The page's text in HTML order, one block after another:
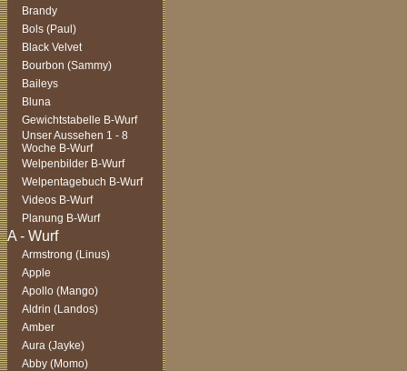
Brandy
Bols (Paul)
Black Velvet
Bourbon (Sammy)
Baileys
Bluna
Gewichtstabelle B-Wurf
Unser Aussehen 1 - 8
Woche B-Wurf
Welpenbilder B-Wurf
Welpentagebuch B-Wurf
Videos B-Wurf
Planung B-Wurf
Armstrong (Linus)
Apple
Apollo (Mango)
Aldrin (Landos)
Amber
Aura (Jayke)
Abby (Momo)